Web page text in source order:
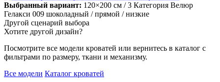
Выбранный вариант: 120×200 см / 3 Категория Велюр
Гелакси 009 шоколадный / прямой / низкие
Другой сценарий выбора
Хотите другой дизайн?
Посмотрите все модели кроватей или вернитесь в каталог с
фильтрами по размеру, ткани и механизму.
Все модели Каталог кроватей